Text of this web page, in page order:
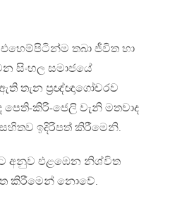
එහෙම්පිටින්ම තබා ජීවිත හා
සිංහල සමාජයේ
ඇති තැන ප්‍රඥ්ඥාගෝචරව
කිරි-ජෙලි වැනි මතවාද
ඉදිරිපත් කිරීමෙනි.
අනුව එළඹෙන නිශ්විත
කිරීමෙන් නොවේ.